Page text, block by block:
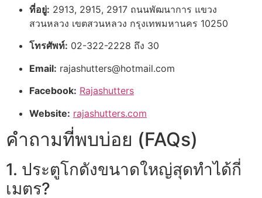
ที่อยู่: 2913, 2915, 2917 ถนนพัฒนาการ แขวง
สวนหลวง เขตสวนหลวง กรุงเทพมหานคร 10250
โทรศัพท์: 02-322-2228 ถึง 30
Email: rajashutters@hotmail.com
Facebook: Rajashutters
Website: rajashutters.com
คำถามที่พบบ่อย (FAQs)
1. ประตูโกดังขนาดใหญ่สุดทำได้กี่
เมตร?